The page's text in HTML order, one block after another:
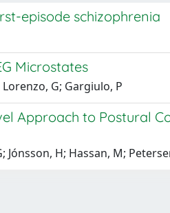
episode schizophrenia
Microstates
G; Gargiulo, P
Approach to Postural
Jónsson, H; Hassan, M;